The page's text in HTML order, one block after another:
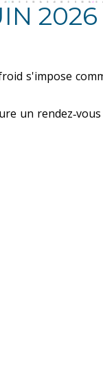
2026
s'impose
un